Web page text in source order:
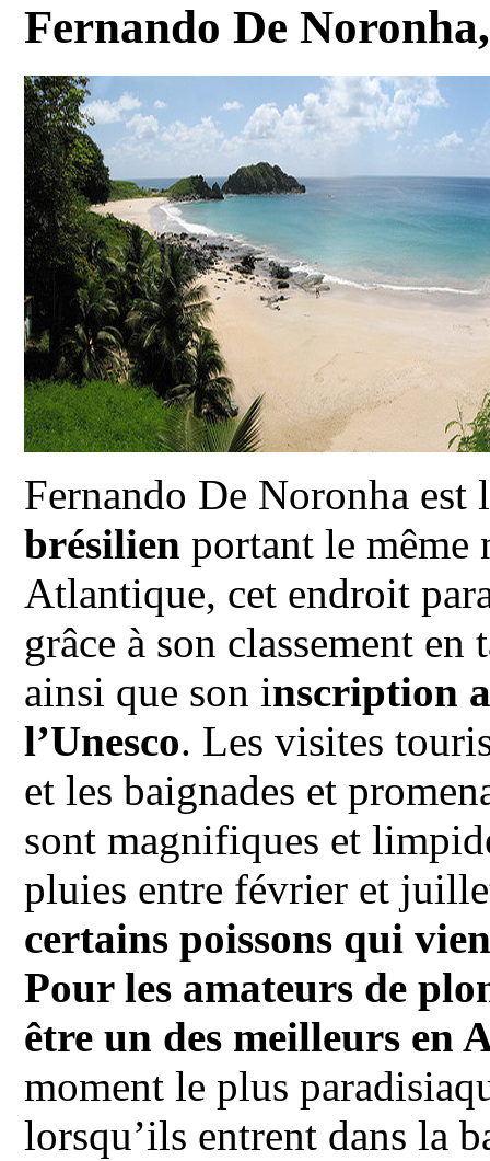
Fernando De
Fernando De Noronha
brésilien portant le même
Atlantique, cet endroit
grâce à son classement en
ainsi que son inscription
l’Unesco. Les visites
et les baignades et
sont magnifiques et
pluies entre février et
certains poissons qui
Pour les amateurs de
être un des meilleurs en
moment le plus
lorsqu’ils entrent dans la